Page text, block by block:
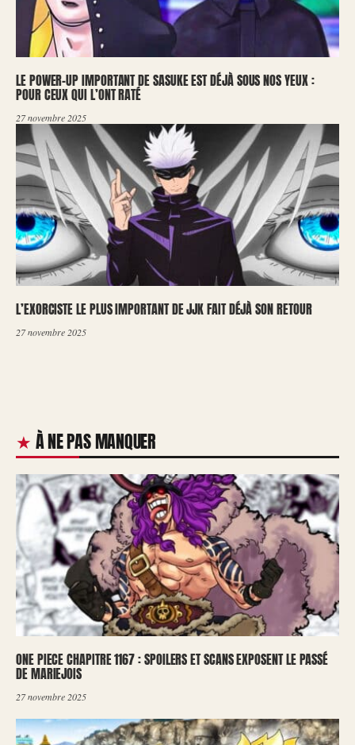
LE POWER-UP IMPORTANT DE SASUKE EST DÉJÀ SOUS NOS YEUX :
POUR CEUX QUI L’ONT RATÉ
27 novembre 2025
L’EXORCISTE LE PLUS IMPORTANT DE JJK FAIT DÉJÀ SON RETOUR
27 novembre 2025
À NE PAS MANQUER
ONE PIECE CHAPITRE 1167 : SPOILERS ET SCANS EXPOSENT LE PASSÉ
DE MARIEJOIS
27 novembre 2025